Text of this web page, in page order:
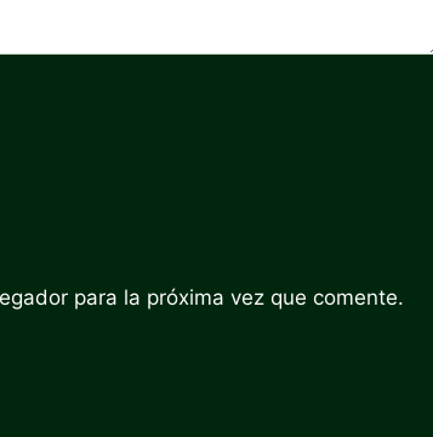
para la próxima vez que comente.